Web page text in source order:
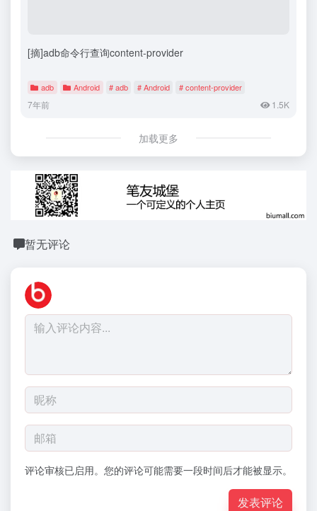
[摘]adb命令行查询content-provider
adb Android # adb # Android # content-provider
7年前 1.5K
加载更多
暂无评论
评论审核已启用。您的评论可能需要一段时间后才能被显示。
发表评论